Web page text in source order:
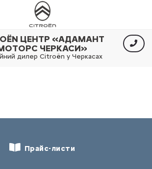
ЦЕНТР «АДАМАНТ
ЧЕРКАСИ»
дилер Citroën у Черкасах
Прайс-листи